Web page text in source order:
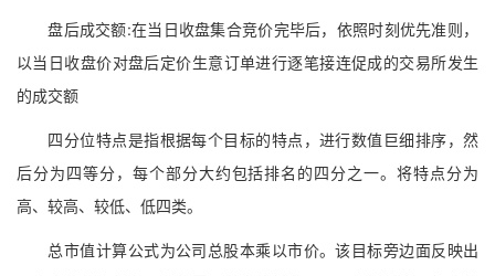
盘后成交额:在当日收盘集合竞价完毕后，依照时刻优先准则，
以当日收盘价对盘后定价生意订单进行逐笔接连促成的交易所发生
的成交额
四分位特点是指根据每个目标的特点，进行数值巨细排序，然
后分为四等分，每个部分大约包括排名的四分之一。将特点分为
高、较高、较低、低四类。
总市值计算公式为公司总股本乘以市价。该目标旁边面反映出